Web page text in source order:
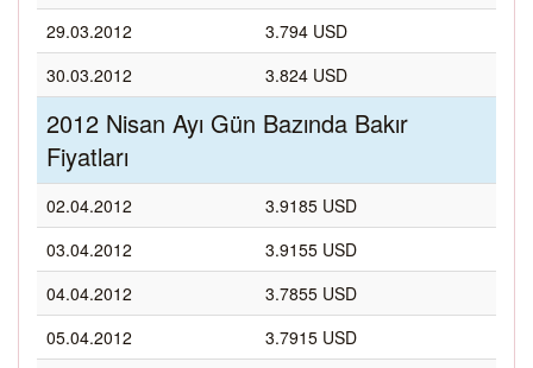
29.03.2012
3.794 USD
30.03.2012
3.824 USD
2012 Nisan Ayı Gün Bazında Bakır
Fiyatları
02.04.2012
3.9185 USD
03.04.2012
3.9155 USD
04.04.2012
3.7855 USD
05.04.2012
3.7915 USD